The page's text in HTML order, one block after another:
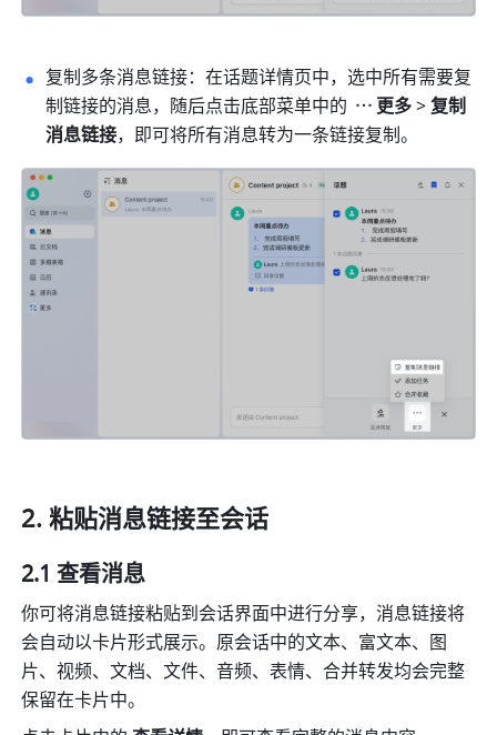
复制多条消息链接：在话题详情页中，选中所有需要复
制链接的消息，随后点击底部菜单中的
更多 > 复制
消息链接，即可将所有消息转为一条链接复制。
粘贴消息链接至会话
2.1 查看消息
你可将消息链接粘贴到会话界面中进行分享，消息链接将
会自动以卡片形式展示。原会话中的文本、富文本、图
片、视频、文档、文件、音频、表情、合并转发均会完整
保留在卡片中。